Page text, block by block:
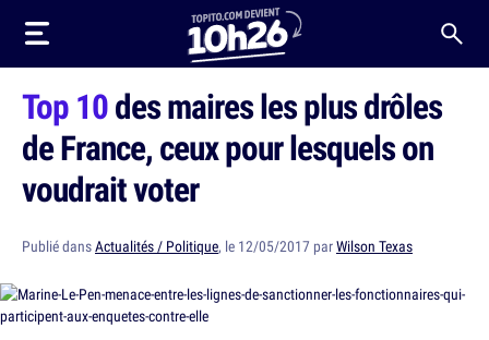
Top 10des maires les plus drôles
de France, ceux pour lesquels on
voudrait voter
Publié dansActualités / Politique, le 12/05/2017 parWilson Texas